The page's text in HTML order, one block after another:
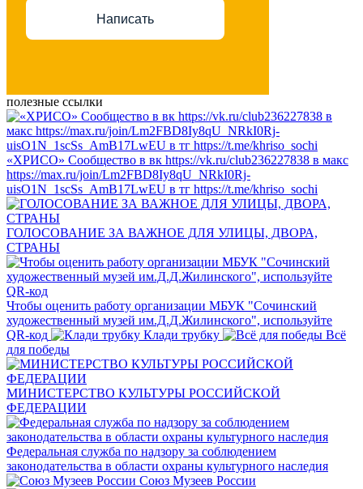
Написать
полезные ссылки
«ХРИСО» Сообщество в вк https://vk.ru/club236227838 в макс
https://max.ru/join/Lm2FBD8Iy8qU_NRkI0Rj-
uisO1N_1scSs_AmB17LwEU в тг https://t.me/khriso_sochi
ГОЛОСОВАНИЕ ЗА ВАЖНОЕ ДЛЯ УЛИЦЫ, ДВОРА,
СТРАНЫ
Чтобы оценить работу организации МБУК "Сочинский
художественный музей им.Д.Д.Жилинского", используйте
QR-код
Клади трубку
Всё
для победы
МИНИСТЕРСТВО КУЛЬТУРЫ РОССИЙСКОЙ
ФЕДЕРАЦИИ
Федеральная служба по надзору за соблюдением
законодательства в области охраны культурного наследия
Союз Музеев России